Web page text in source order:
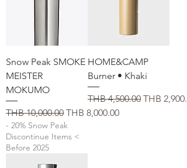
Snow Peak SMOKE
MEISTER
MOKUMO
通常価格
THB 10,000.00 セール価格
THB 8,000.00
- 20% Snow Peak
Discontinue Items <
Before 2025
HOME&CAMP
Burner • Khaki
通常価格
THB 4,500.00 セール価格
THB